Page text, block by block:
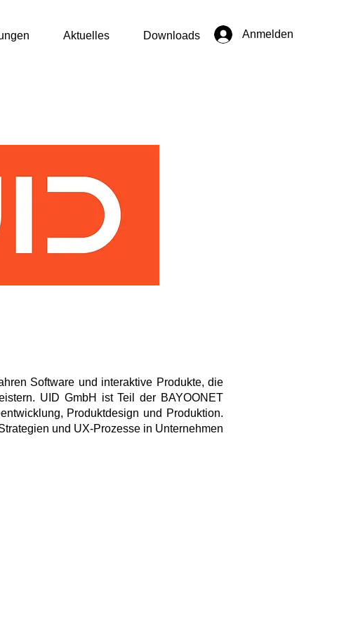
Aktuelles Downloads Anmelden
Software und interaktive Produkte, die
UID GmbH ist Teil der BAYOONET
Produktdesign und Produktion.
und UX-Prozesse in Unternehmen